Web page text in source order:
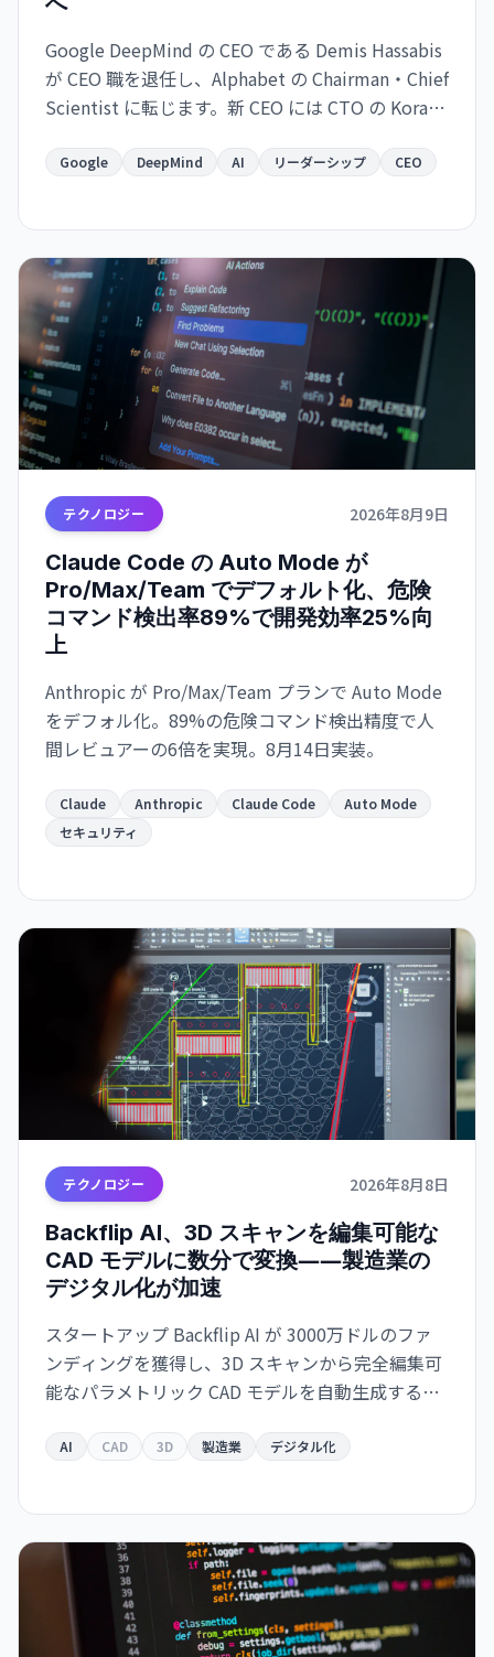
Google DeepMind の CEO である Demis Hassabis
が CEO 職を退任し、Alphabet の Chairman・Chief
Scientist に転じます。新 CEO には CTO の Koray
長期展望で分離される大きな人事変更です。
Google DeepMind AI リーダーシップ CEO
テクノロジー 2026年8月9日
Claude Code の Auto Mode が
Pro/Max/Team でデフォルト化、危険
コマンド検出率89%で開発効率25%向
上
Anthropic が Pro/Max/Team プランで Auto Mode
をデフォル化。89%の危険コマンド検出精度で人
間レビュアーの6倍を実現。8月14日実装。
Claude Anthropic Claude Code
Auto Mode
セキュリティ
テクノロジー 2026年8月8日
Backflip AI、3D スキャンを編集可能な
CAD モデルに数分で変換――製造業の
デジタル化が加速
スタートアップ Backflip AI が 3000万ドルのファ
ンディングを獲得し、3D スキャンから完全編集可
能なパラメトリック CAD モデルを自動生成するソ
で、従来は何時間もかかっていた作業が数分に短
AI CAD 3D 製造業 デジタル化